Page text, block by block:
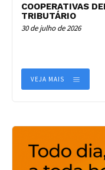
COOPERATIVAS
TRIBUTÁRIO
30 de julho de 2026
VEJA MAIS